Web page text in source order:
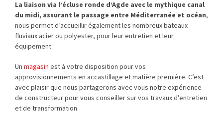
La liaison via l’écluse ronde d’Agde avec le mythique canal
du midi, assurant le passage entre Méditerranée et océan,
nous permet d’accueillir également les nombreux bateaux
fluviaux acier ou polyester, pour leur entretien et leur
équipement.
Un magasin est à votre disposition pour vos
approvisionnements en accastillage et matière première. C’est
avec plaisir que nous partagerons avec vous notre expérience
de constructeur pour vous conseiller sur vos travaux d’entretien
et de transformation.